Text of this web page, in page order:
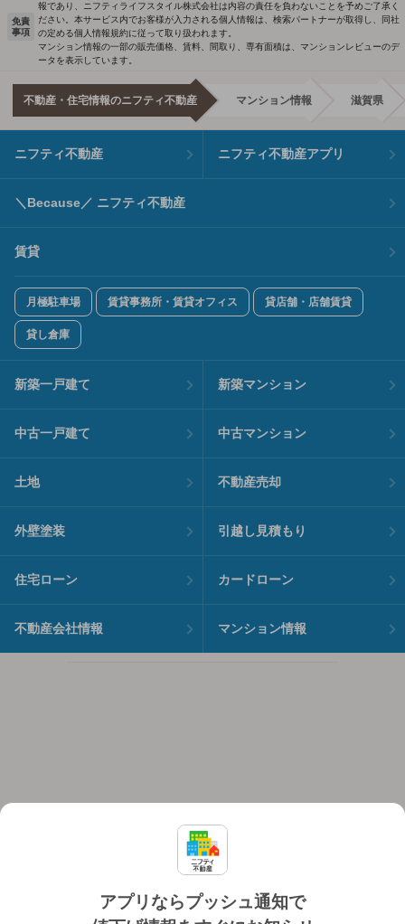
アプリならプッシュ通知で
免責
事項
報であり、ニフティライフスタイル株式会社は内容の責任を負わないことを予めご了承く
ださい。本サービス内でお客様が入力される個人情報は、検索パートナーが取得し、同社
の定める個人情報規約に従って取り扱われます。
マンション情報の一部の販売価格、賃料、間取り、専有面積は、マンションレビューのデ
ータを表示しています。
不動産・住宅情報のニフティ不動産 マンション情報 滋賀県
ニフティ不動産 ニフティ不動産アプリ
＼Because／ ニフティ不動産
賃貸
月極駐車場 賃貸事務所・賃貸オフィス 貸店舗・店舗賃貸
貸し倉庫
新築一戸建て 新築マンション
中古一戸建て 中古マンション
土地 不動産売却
外壁塗装 引越し見積もり
住宅ローン カードローン
不動産会社情報 マンション情報